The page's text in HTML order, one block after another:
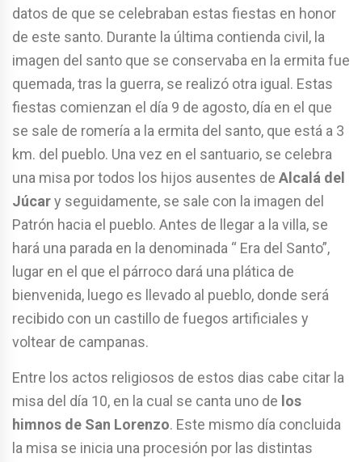
datos de que se celebraban estas fiestas en honor
de este santo. Durante la última contienda civil, la
imagen del santo que se conservaba en la ermita fue
quemada, tras la guerra, se realizó otra igual. Estas
fiestas comienzan el día 9 de agosto, día en el que
se sale de romería a la ermita del santo, que está a 3
km. del pueblo. Una vez en el santuario, se celebra
una misa por todos los hijos ausentes de Alcalá del
Júcary seguidamente, se sale con la imagen del
Patrón hacia el pueblo. Antes de llegar a la villa, se
hará una parada en la denominada “ Era del Santo”,
lugar en el que el párroco dará una plática de
bienvenida, luego es llevado al pueblo, donde será
recibido con un castillo de fuegos artificiales y
voltear de campanas.
Entre los actos religiosos de estos dias cabe citar la
misa del día 10, en la cual se canta uno de los
himnos de San Lorenzo. Este mismo día concluida
la misa se inicia una procesión por las distintas